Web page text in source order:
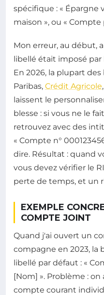
spécifique : « Épargne
maison », ou « Compte
Mon erreur, au début,
libellé était imposé par
En 2026, la plupart
Paribas, Crédit Agricole
laissent le
blesse : si vous ne le
retrouvez avec des
« Compte n°
dire. Résultat : quand
vous devez vérifier le
perte de temps, et un
EXEMPLE
COMPTE JOINT
Quand j'ai ouvert un
compagne en 2023, la
libellé par défaut : «
[Nom] ». Problème :
compte courant